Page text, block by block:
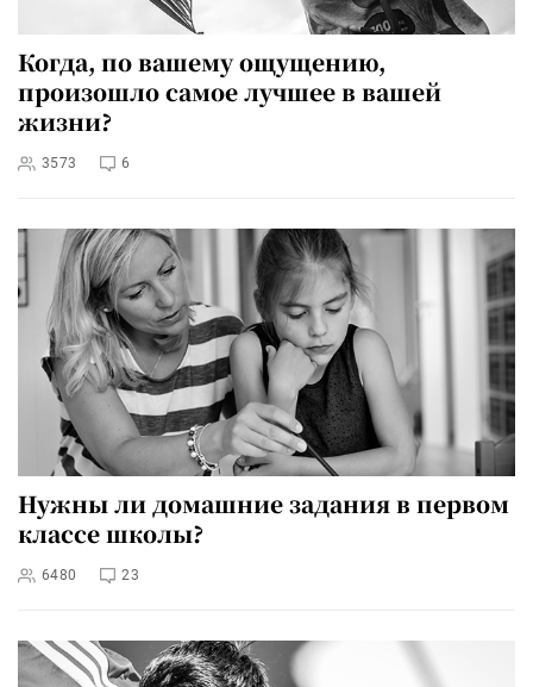
Когда, по вашему ощущению,
произошло самое лучшее в вашей
жизни?
3573 6
Нужны ли домашние задания в первом
классе школы?
6480 23